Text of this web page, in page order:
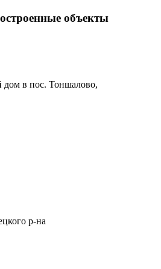
объекты
в пос. Тоншалово,
р-на